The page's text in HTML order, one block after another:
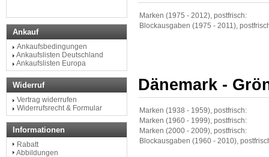
Marken (1975 - 2012), postfrisch:
Blockausgaben (1975 - 2011),
Dänemark -
Marken (1938 - 1959), postfrisch:
Marken (1960 - 1999), postfrisch:
Marken (2000 - 2009), postfrisch:
Blockausgaben (1960 - 2010),
Ankauf
Ankaufsbedingungen
Ankaufslisten Deutschland
Ankaufslisten Europa
Widerruf
Vertrag widerrufen
Widerrufsrecht & Formular
Informationen
Rabatt
Abbildungen